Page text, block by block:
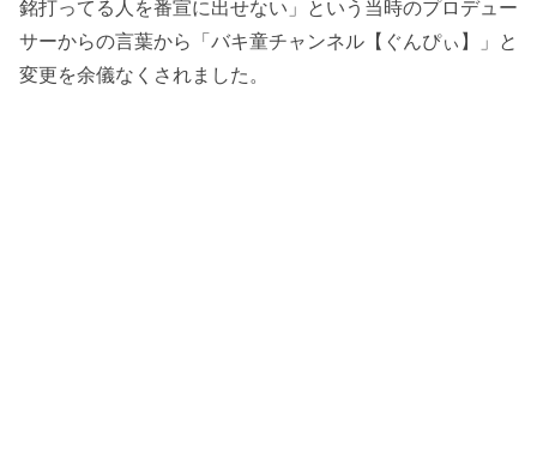
銘打ってる人を番宣に出せない」という当時のプロデュー
サーからの言葉から「バキ童チャンネル【ぐんぴぃ】」と
変更を余儀なくされました。